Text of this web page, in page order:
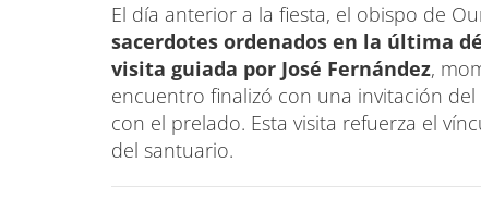
El día anterior a la fiesta, el obispo de
sacerdotes ordenados en la última
visita guiada por José Fernández,
encuentro finalizó con una invitación
con el prelado. Esta visita refuerza el
del santuario.